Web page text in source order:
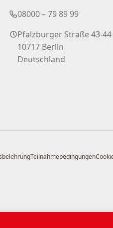
08000 – 79 89 99
Pfalzburger Straße 43-44
10717 Berlin
Deutschland
Teilnahmebedingungen